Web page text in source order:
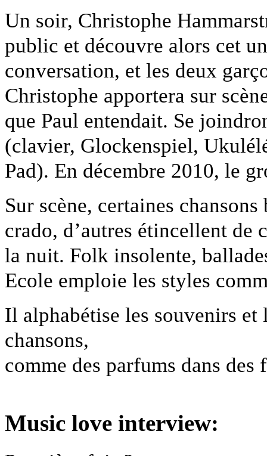
Un soir, Christophe
public et découvre alors cet
conversation, et les deux
Christophe apportera sur
que Paul entendait. Se
(clavier, Glockenspiel,
Pad). En décembre 2010, le
Sur scène, certaines
crado, d’autres étincellent
la nuit. Folk insolente,
Ecole emploie les styles
Il alphabétise les souvenirs et
chansons,
comme des parfums dans des
Music love interview: